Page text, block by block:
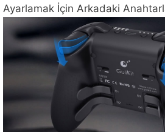
Ayarlamak İçin Arkadaki